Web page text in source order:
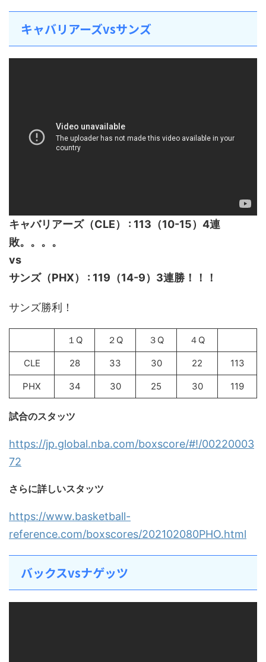
キャバリアーズvsサンズ
キャバリアーズ（CLE） : 113（10-15）4連
敗。。。。
vs
サンズ（PHX） : 119（14-9）3連勝！！！
サンズ勝利！
１Q ２Q ３Q ４Q
CLE 28 33 30 22 113
PHX 34 30 25 30 119
試合のスタッツ
https://jp.global.nba.com/boxscore/#!/00220003
72
さらに詳しいスタッツ
https://www.basketball-
reference.com/boxscores/202102080PHO.html
バックスvsナゲッツ